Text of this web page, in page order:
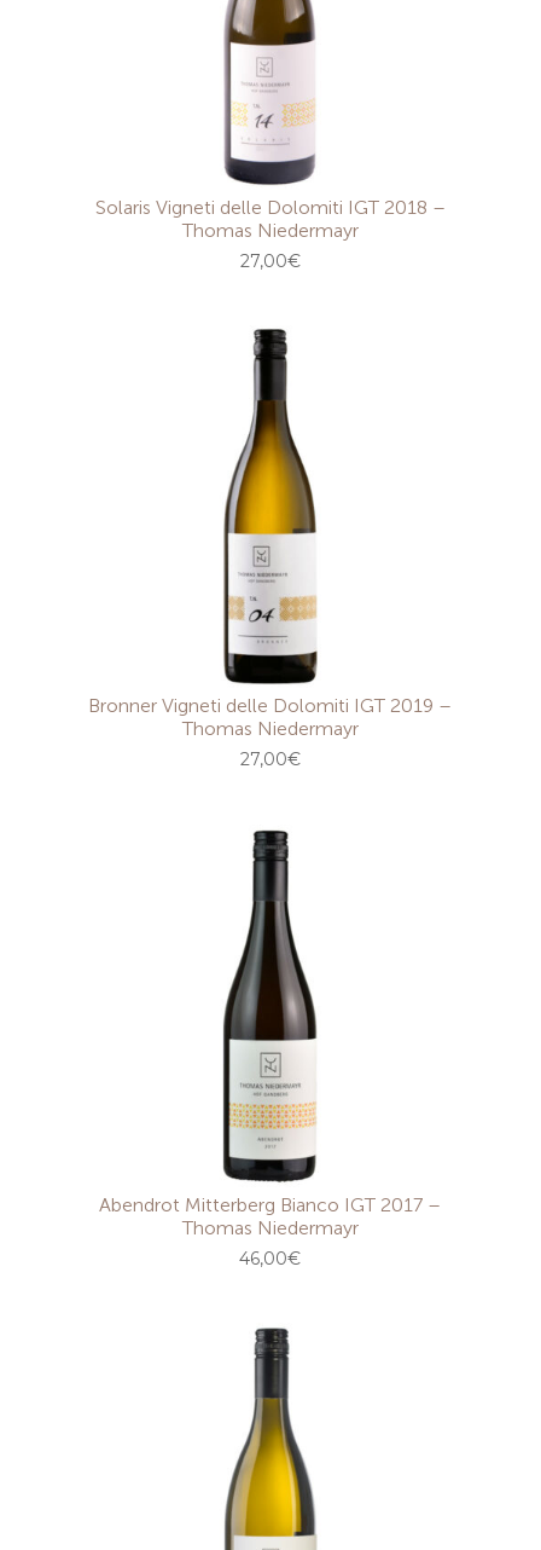
Solaris Vigneti delle Dolomiti IGT 2018 –
Thomas Niedermayr
27,00€
Bronner Vigneti delle Dolomiti IGT 2019 –
Thomas Niedermayr
27,00€
Abendrot Mitterberg Bianco IGT 2017 –
Thomas Niedermayr
46,00€